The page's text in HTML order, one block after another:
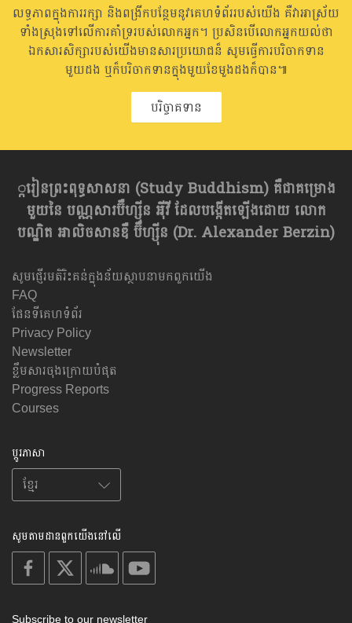
លទ្ធភាពក្នុងការរក្សា និងពង្រីកបន្ថែមនូវគេហទំព័ររបស់យើង គឺវាអាស្រ័យ
ទាំងស្រុងទៅលើការគាំទ្ររបស់លោកអ្នក។ ប្រសិនបើលោកអ្នកយល់ថា
ឯកសារសិក្សារបស់យើងមានសារប្រយោជន៏ សូមធ្វើការបរិចាកទាន
មួយដង ឬក៏បរិចាកទានក្នុងមួយខែមួងដងក៏បាន៕
បរិច្ចាគទាន
្ករៀនព្រះពុទ្ធសាសនា​ (Study Buddhism) គឺជាគម្រោង
មួយនៃ បណ្ណសារប៊ឺហ្សុីន អុីវី ដែលបង្កើតឡើងដោយ លោក
បណ្ឌិត អាលិចសានឌឺ ប៊ឺហ្សុីន (Dr. Alexander Berzin)
សូមផ្ញើរមតិរិះគន់ក្នុងន័យស្ថាបនាមកពួកយើង
FAQ
ផែនទីគេហទំព័រ
Privacy Policy
Newsletter
ខ្លឹមសារចុងក្រោយបំផុត
Progress Reports
Courses
ប្តូរភាសា
សូមតាមដានពួកយើងនៅលើ
on
facebook
on on
soundcloud
on
Subscribe to our newsletter